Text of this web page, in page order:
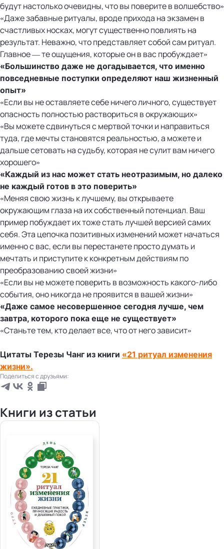
будут настолько очевидны, что вы поверите в волшебство»
«Даже забавные ритуалы, вроде прихода на экзамен в
счастливых носках, могут существенно повлиять на
результат. Неважно, что представляет собой сам ритуал.
Главное — те ощущения, которые он в вас пробуждает»
«Большинство даже не догадывается, что именно
повседневные поступки определяют наш жизненный
опыт»
«Если вы не оставляете себе ничего личного, существует
опасность полностью раствориться в окружающих»
«Вы можете сдвинуться с мертвой точки и направиться
туда, где мечты становятся реальностью, а можете и
дальше сетовать на судьбу, которая не сулит вам ничего
хорошего»
«Каждый из нас может стать неотразимым, но далеко
не каждый готов в это поверить»
«Меняя свою жизнь к лучшему, вы открываете
окружающим глаза на их собственный потенциал. Ваш
пример побуждает их тоже стать лучшей версией самих
себя. Эта цепочка позитивных изменений может начаться
именно с вас, если вы перестанете просто думать и
мечтать и приступите к конкретным действиям по
преобразованию своей жизни»
«Если вы не можете поверить в возможность какого-либо
события, оно никогда не проявится в вашей жизни»
«Даже самое несовершенное сегодня лучше, чем
завтра, которого пока еще не существует»
«Станьте тем, кто делает все, что от него зависит»
Цитаты Терезы Чанг из книги «21 ритуал изменения
жизни».
Поделиться с друзьями:
Книги из статьи